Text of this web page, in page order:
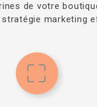
de votre
marketing